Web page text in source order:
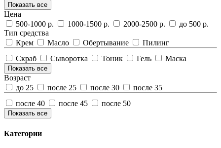
Показать все
Цена
500-1000 р.
1000-1500 р. 2000-2500 р.
до 500 р.
Тип средства
Крем
Масло Обертывание
Пилинг
Скраб
Сыворотка Тоник Гель Маска
Показать все
Возраст
до 25
после 25 после 30
после 35
после 40
после 45 после 50
Показать все
Категории